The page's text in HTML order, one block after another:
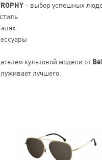
– выбор успешных
культовой модели от
лучшего.